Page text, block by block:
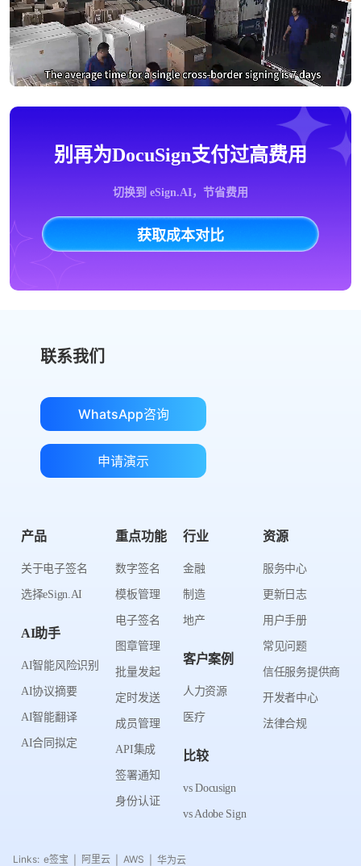
别再为DocuSign支付过高费用
切换到 eSign.AI，节省费用
获取成本对比
联系我们
WhatsApp咨询
申请演示
产品
关于电子签名
选择eSign.AI
AI助手
AI智能风险识别
AI协议摘要
AI智能翻译
AI合同拟定
重点功能
数字签名
模板管理
电子签名
图章管理
批量发起
定时发送
成员管理
API集成
签署通知
身份认证
行业
金融
制造
地产
客户案例
人力资源
医疗
比较
vs Docusign
vs Adobe Sign
资源
服务中心
更新日志
用户手册
常见问题
信任服务提供商
开发者中心
法律合规
Links: e签宝 阿里云 AWS 华为云